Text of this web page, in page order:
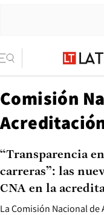
Comisión
La Comisión Nacional de
“Transparencia
carreras”: las
CNA en la